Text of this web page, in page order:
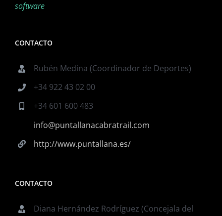
software
CONTACTO
Rubén Medina (Coordinador de Deportes)
+34 922 43 02 00
+34 601 600 483
info@puntallanacabratrail.com
http://www.puntallana.es/
CONTACTO
Diana Hernández Rodríguez (Concejala del